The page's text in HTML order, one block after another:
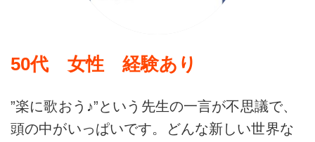
50代 女性 経験あり
”楽に歌おう♪”という先生の一言が不思議で、
頭の中がいっぱいです。どんな新しい世界な